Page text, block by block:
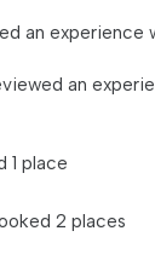
an experience
an
1 place
2 places